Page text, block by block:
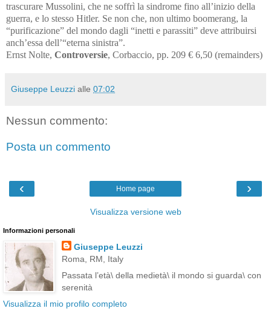
trascurare Mussolini, che ne soffrì la sindrome fino all’inizio della
guerra, e lo stesso Hitler. Se non che, non ultimo boomerang, la
“purificazione” del mondo dagli “inetti e parassiti” deve attribuirsi
anch’essa dell’“eterna sinistra”.
Ernst Nolte, Controversie, Corbaccio, pp. 209 € 6,50 (remainders)
Giuseppe Leuzzi alle 07:02
Nessun commento:
Posta un commento
‹ ›
Home page
Visualizza versione web
Informazioni personali
Giuseppe Leuzzi
Roma, RM, Italy
Passata l’età\ della medietà\ il mondo si guarda\ con
serenità
Visualizza il mio profilo completo